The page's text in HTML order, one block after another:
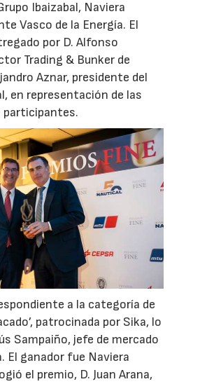
Ibaizabal, Naviera
Vasco de la Energía. El
por D. Alfonso
Trading & Bunker de
Aznar, presidente del
en representación de las
participantes.
a la categoría de
patrocinada por Sika, lo
Sampaiño, jefe de mercado
El ganador fue Naviera
el premio, D. Juan Arana,